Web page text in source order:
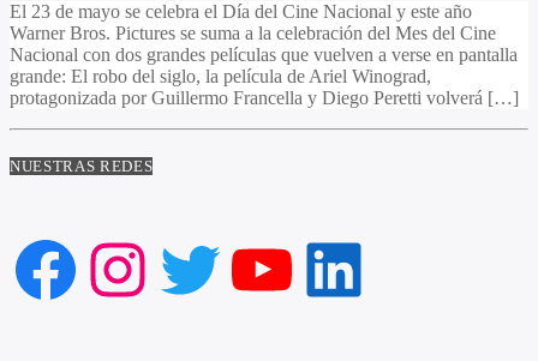
El 23 de mayo se celebra el Día del Cine Nacional y este año
Warner Bros. Pictures se suma a la celebración del Mes del Cine
Nacional con dos grandes películas que vuelven a verse en pantalla
grande: El robo del siglo, la película de Ariel Winograd,
protagonizada por Guillermo Francella y Diego Peretti volverá […]
NUESTRAS REDES
Facebook
Instagram
Twitter
YouTube
LinkedIn